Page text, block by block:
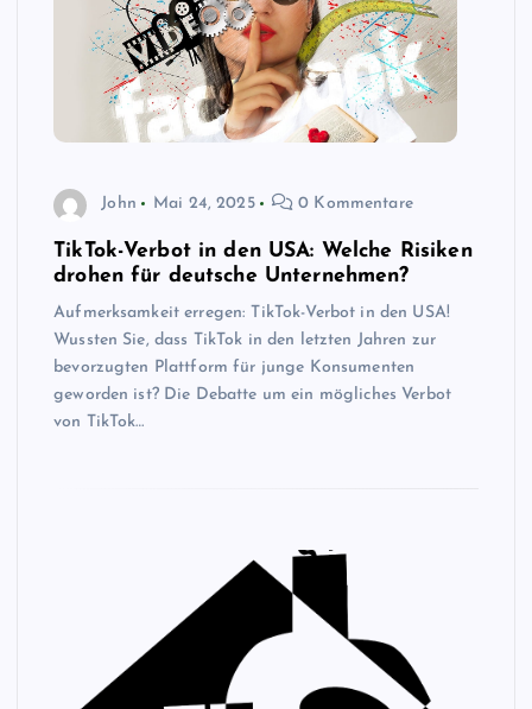
John Mai 24, 2025 0 Kommentare
TikTok-Verbot in den USA: Welche Risiken
drohen für deutsche Unternehmen?
Aufmerksamkeit erregen: TikTok-Verbot in den USA!
Wussten Sie, dass TikTok in den letzten Jahren zur
bevorzugten Plattform für junge Konsumenten
geworden ist? Die Debatte um ein mögliches Verbot
von TikTok…